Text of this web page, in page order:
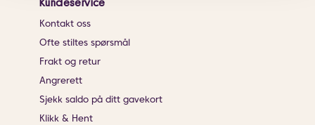
Kundeservice
Kontakt oss
Ofte stiltes spørsmål
Frakt og retur
Angrerett
Sjekk saldo på ditt gavekort
Klikk & Hent